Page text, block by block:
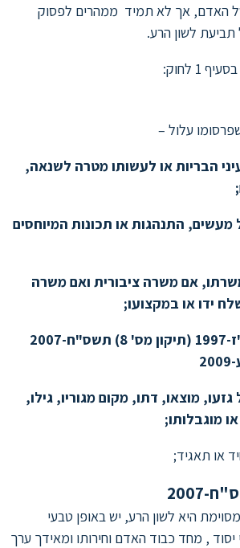
האדם, אך לא תמיד ממהרים לפסוק
לשון הרע.
1 לחוק:
הבריות או לעשותו מטרה לשנאה,
מעשים, התנהגות או תכונות המיוחסים
אם משרה ציבורית ואם משרה
ידו או במקצועו;
(תיקון מס' 5) תשנ"ז-1997 (תיקון מס' 8) תשס"ח-2007
מוצאו, דתו, מקום מגוריו, גילו,
מוגבלותו;
או תאגיד;
היא לשון הרע, יש באופן טבעי
, מחד כבוד האדם וחירותו ומאידך ערך